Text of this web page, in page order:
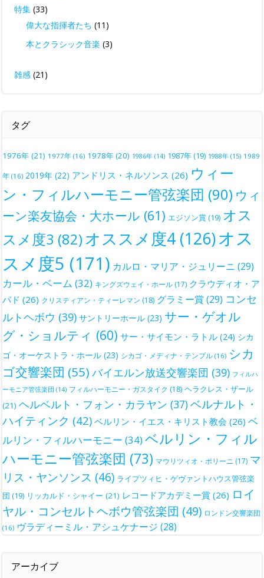
特集 (33)
偉大な指揮者たち (11)
本とクラシック音楽 (3)
雑感 (21)
タグ
1976年 (21) 1977年 (16) 1978年(20) 1986年 (14) 1987年(19) 1988年 (15) 1989
年 (16) 2019年 (22) アンドリス・ネルソンス (26) ウィー
ン・フィルハーモニー管弦楽団 (90) ウィ
ーン楽友協会・大ホール (61) エジソン賞(19) オス
スメ度3 (82) オススメ度4 (126)オス
スメ度5 (171) カルロ・マリア・ジュリーニ (29)
カール・ベーム (32) キングズウェイ・ホール (17) クラウディオ・ア
バド (26) クリスティアン・ティーレマン (18) グラミー賞 (29) コンセ
ルトヘボウ (39) サントリーホール (23) サー・ゲオル
グ・ショルティ (60) サー・サイモン・ラトル (24) シカ
ゴ・オーケストラ・ホール (23) シカゴ・メディナ・テンプル (16) シカ
ゴ交響楽団 (55) バイエルン放送交響楽団 (39) フィルハ
ーモニア管弦楽団 (14) フィルハーモニー・ガスタイク (18) ヘラクレス・ザール
(21) ヘルベルト・フォン・カラヤン (37)ベルナルト・
ハイティンク (42) ベルリン・イエス・キリスト教会 (26) ベ
ルリン・フィルハーモニー (34)ベルリン・フィル
ハーモニー管弦楽団 (73) マウリツィオ・ポリーニ (17) マ
リス・ヤンソンス (46) ライプツィヒ・ゲヴァントハウス管弦楽
団 (19) リッカルド・シャイー (21) レコードアカデミー賞 (26) ロイ
ヤル・コンセルトヘボウ管弦楽団 (49) ロンドン交響楽団
(16) ヴラディーミル・アシュケナージ (28)
アーカイブ